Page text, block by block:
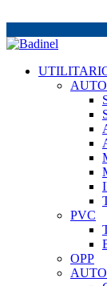
PVC
OPP